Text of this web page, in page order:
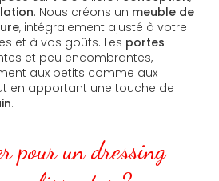
. Nous créons un meuble de
, intégralement ajusté à votre
et à vos goûts. Les portes
et peu encombrantes,
aux petits comme aux
en apportant une touche de
.
pour un dressing